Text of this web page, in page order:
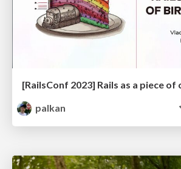
[RailsConf 2023] Rails as a piece of
palkan